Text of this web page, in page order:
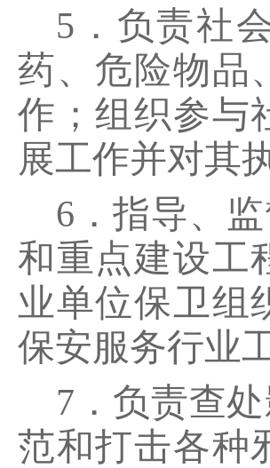
5．负责社
药、危险物品
作；组织参与
展工作并对其
6．指导、
和重点建设工
业单位保卫组
保安服务行业
7．负责查
范和打击各种